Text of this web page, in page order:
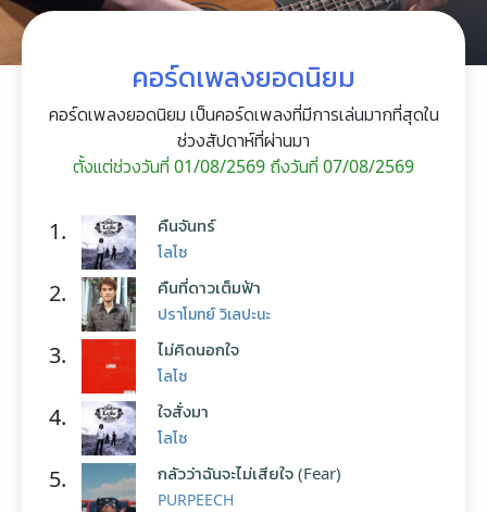
คอร์ดเพลงยอดนิยม
คอร์ดเพลงยอดนิยม เป็นคอร์ดเพลงที่มีการเล่นมากที่สุดใน
ช่วงสัปดาห์ที่ผ่านมา
ตั้งแต่ช่วงวันที่ 01/08/2569 ถึงวันที่ 07/08/2569
1. คืนจันทร์
โลโซ
2. คืนที่ดาวเต็มฟ้า
ปราโมทย์ วิเลปะนะ
3. ไม่คิดนอกใจ
โลโซ
4. ใจสั่งมา
โลโซ
5. กลัวว่าฉันจะไม่เสียใจ (Fear)
PURPEECH